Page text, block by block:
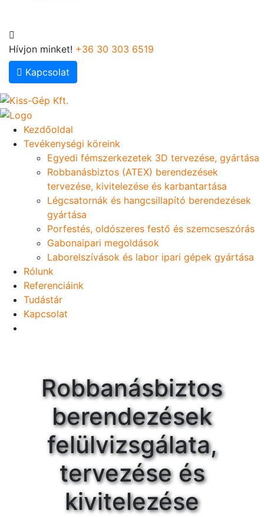
Hívjon minket! +36 30 303 6519
Kapcsolat
Kezdőoldal
Tevékenységi köreink
Egyedi fémszerkezetek 3D tervezése, gyártása
Robbanásbiztos (ATEX) berendezések
tervezése, kivitelezése és karbantartása
Légcsatornák és hangcsillapító berendezések
gyártása
Porfestés, oldószeres festő és szemcseszórás
Gabonaipari megoldások
Laborelszívások és labor ipari gépek gyártása
Rólunk
Referenciáink
Tudástár
Kapcsolat
Robbanásbiztos
berendezések
felülvizsgálata,
tervezése és
kivitelezése